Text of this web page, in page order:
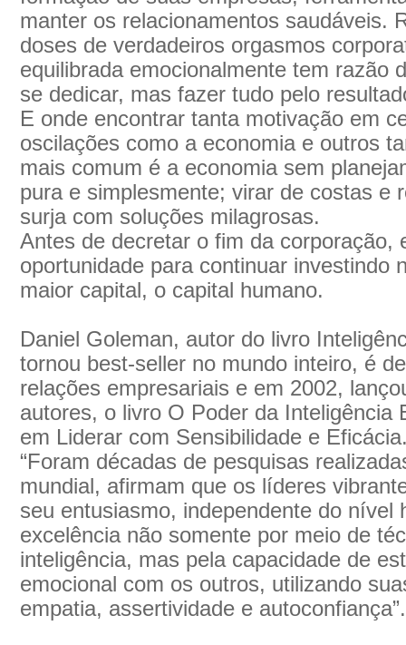
manter os relacionamentos saudáveis.
doses de verdadeiros orgasmos
equilibrada emocionalmente tem razão
se dedicar, mas fazer tudo pelo
E onde encontrar tanta motivação em
oscilações como a economia e outros
mais comum é a economia sem
pura e simplesmente; virar de costas e
surja com soluções milagrosas.
Antes de decretar o fim da corporação,
oportunidade para continuar investindo
maior capital, o capital humano.
Daniel Goleman, autor do livro
tornou best-seller no mundo inteiro, é
relações empresariais e em 2002,
autores, o livro O Poder da Inteligência
em Liderar com Sensibilidade e
“Foram décadas de pesquisas
mundial, afirmam que os líderes
seu entusiasmo, independente do nível
excelência não somente por meio de
inteligência, mas pela capacidade de
emocional com os outros, utilizando
empatia, assertividade e autoconfiança”.